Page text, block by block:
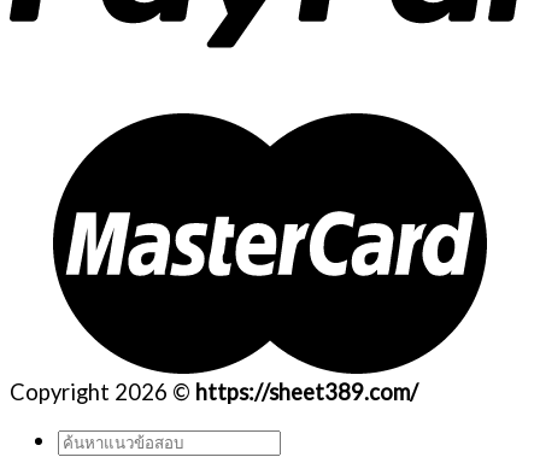
Copyright 2026 © https://sheet389.com/
ค้นหา: